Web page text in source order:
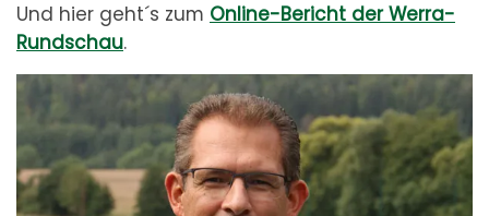
Und hier geht´s zum Online-Bericht der Werra-
Rundschau.